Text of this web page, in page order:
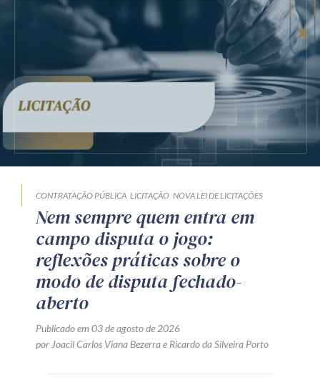
CONTRATAÇÃO PÚBLICA LICITAÇÃO NOVA LEI DE LICITAÇÕES
Nem sempre quem entra em
campo disputa o jogo:
reflexões práticas sobre o
modo de disputa fechado-
aberto
Publicado em 03 de agosto de 2026
por Joacil Carlos Viana Bezerrae Ricardo da Silveira Porto